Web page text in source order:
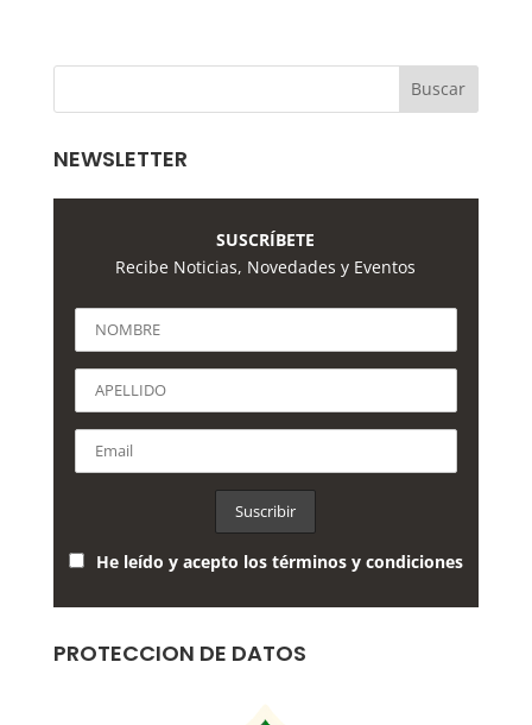
NEWSLETTER
SUSCRÍBETE
Recibe Noticias, Novedades y Eventos
He leído y acepto los términos y condiciones
PROTECCION DE DATOS